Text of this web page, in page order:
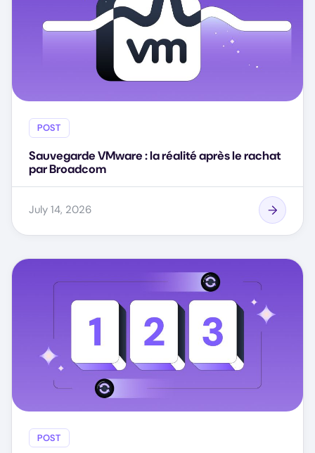
POST
Sauvegarde VMware : la réalité après le rachat
par Broadcom
July 14, 2026
POST